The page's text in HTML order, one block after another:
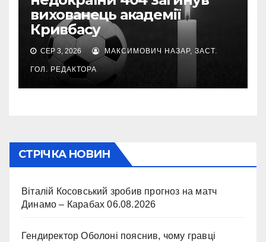
вихованець академії
Кривбасу
СЕР 3, 2026 МАКСИМОВИЧ НАЗАР, ЗАСТ.
ГОЛ. РЕДАКТОРА
СТРІЧКА НОВИН
Віталій Косовський зробив прогноз на матч
Динамо – Карабах 06.08.2026
Гендиректор Оболоні пояснив, чому гравці